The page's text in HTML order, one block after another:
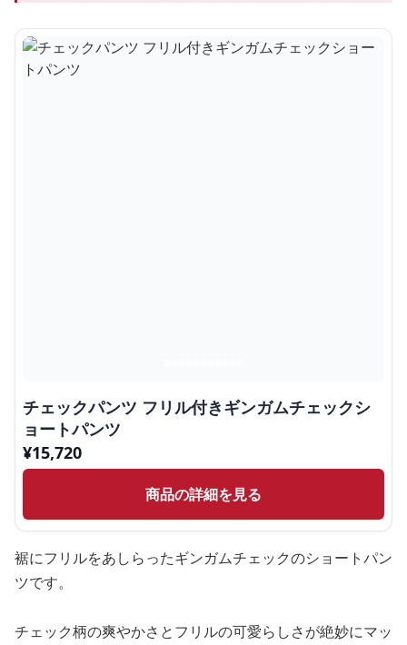
チェックパンツ フリル付きギンガムチェックシ
ョートパンツ
¥15,720
商品の詳細を見る
裾にフリルをあしらったギンガムチェックのショートパン
ツです。
チェック柄の爽やかさとフリルの可愛らしさが絶妙にマッ